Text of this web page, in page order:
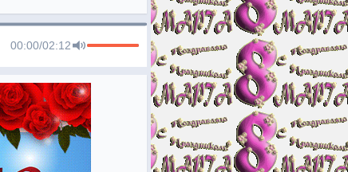
00:00/02:12